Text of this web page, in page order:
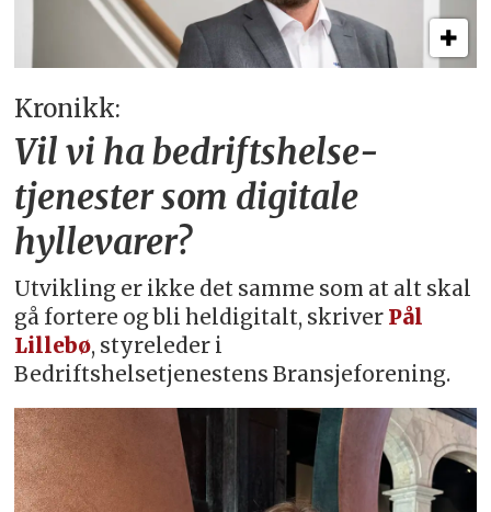
Kronikk:
Vil vi ha bedriftshelse­
tjenester som digitale
hyllevarer?
Utvikling er ikke det samme som at alt skal
gå fortere og bli heldigitalt, skriver Pål
Lillebø, styreleder i
Bedriftshelsetjenestens Bransjeforening.